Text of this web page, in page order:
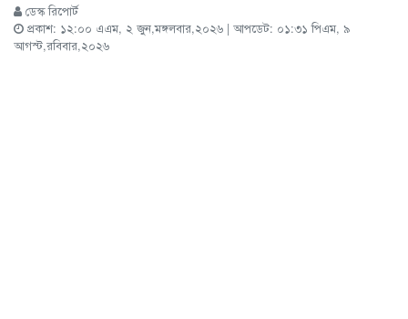
ডেস্ক রিপোর্ট
প্রকাশ: ১২:০০ এএম, ২ জুন,মঙ্গলবার,২০২৬ | আপডেট: ০১:৩১ পিএম, ৯
আগস্ট,রবিবার,২০২৬